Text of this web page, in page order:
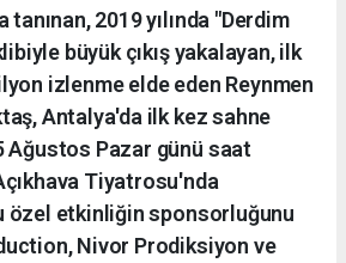
tanınan, 2019 yılında "Derdim
büyük çıkış yakalayan, ilk
izlenme elde eden Reynmen
Antalya'da ilk kez sahne
Ağustos Pazar günü saat
Tiyatrosu'nda
özel etkinliğin sponsorluğunu
Nivor Prodiksiyon ve